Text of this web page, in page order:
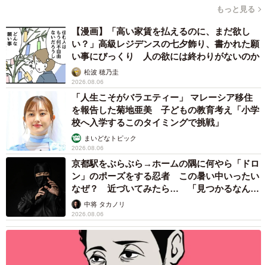
もっと見る
【漫画】「高い家賃を払えるのに、まだ欲し
い？」高級レジデンスの七夕飾り、書かれた願
い事にびっくり 人の欲には終わりがないのか
松波 穂乃圭
2026.08.06
「人生こそがバラエティー」 マレーシア移住
を報告した菊地亜美 子どもの教育考え「小学
校へ入学するこのタイミングで挑戦」
まいどなトピック
2026.08.06
京都駅をぶらぶら→ホームの隅に何やら「ドロ
ン」のポーズをする忍者 この暑い中いったい
なぜ？ 近づいてみたら… 「見つかるなんて
未熟」中将 タカノリ
2026.08.06